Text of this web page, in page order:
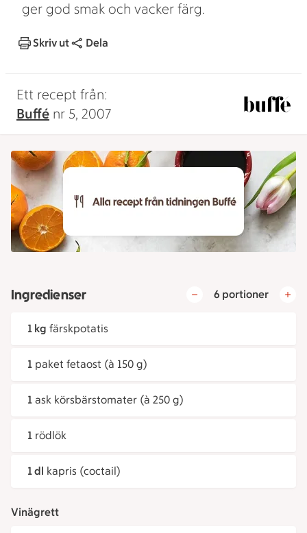
ger god smak och vacker färg.
Skriv ut Dela
Ett recept från:
Buffé nr 5, 2007
Ingredienser 6 portioner
1 kg färskpotatis
1 paket fetaost (à 150 g)
1 ask körsbärstomater (à 250 g)
1 rödlök
1 dl kapris (coctail)
Vinägrett